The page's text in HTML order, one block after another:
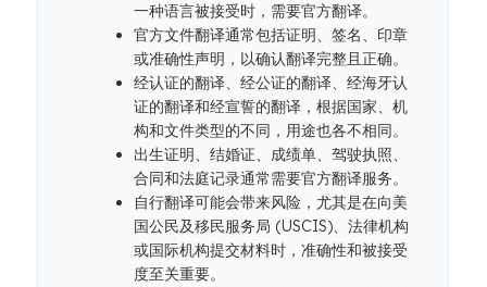
一种语言被接受时，需要官方翻译。
官方文件翻译通常包括证明、签名、印章
或准确性声明，以确认翻译完整且正确。
经认证的翻译、经公证的翻译、经海牙认
证的翻译和经宣誓的翻译，根据国家、机
构和文件类型的不同，用途也各不相同。
出生证明、结婚证、成绩单、驾驶执照、
合同和法庭记录通常需要官方翻译服务。
自行翻译可能会带来风险，尤其是在向美
国公民及移民服务局 (USCIS)、法律机构
或国际机构提交材料时，准确性和被接受
度至关重要。